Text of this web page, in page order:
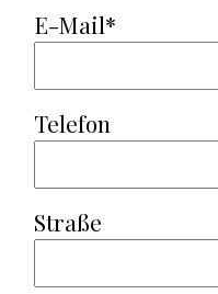
E-Mail*
Telefon
Straße